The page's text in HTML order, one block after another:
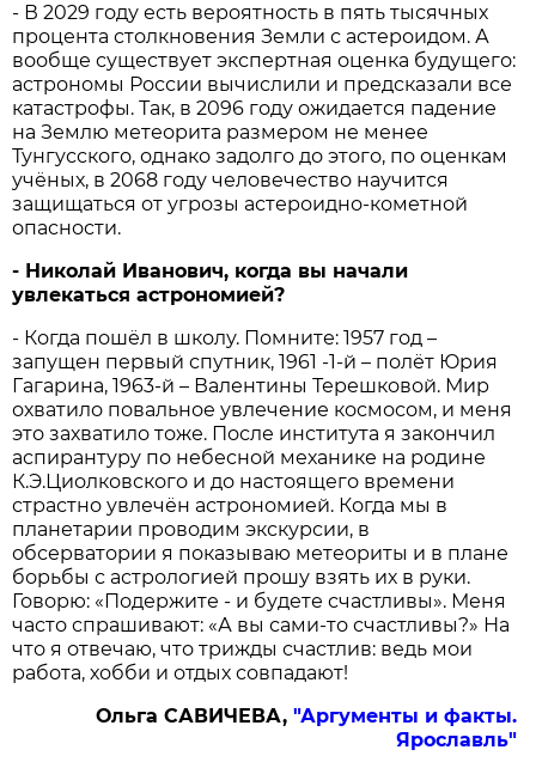
- В 2029 году есть вероятность в пять тысячных
процента столкновения Земли с астероидом. А
вообще существует экспертная оценка будущего:
астрономы России вычислили и предсказали все
катастрофы. Так, в 2096 году ожидается падение
на Землю метеорита размером не менее
Тунгусского, однако задолго до этого, по оценкам
учёных, в 2068 году человечество научится
защищаться от угрозы астероидно-кометной
опасности.
- Николай Иванович, когда вы начали
увлекаться астрономией?
- Когда пошёл в школу. Помните: 1957 год –
запущен первый спутник, 1961 -1-й – полёт Юрия
Гагарина, 1963-й – Валентины Терешковой. Мир
охватило повальное увлечение космосом, и меня
это захватило тоже. После института я закончил
аспирантуру по небесной механике на родине
К.Э.Циолковского и до настоящего времени
страстно увлечён астрономией. Когда мы в
планетарии проводим экскурсии, в
обсерватории я показываю метеориты и в плане
борьбы с астрологией прошу взять их в руки.
Говорю: «Подержите - и будете счастливы». Меня
часто спрашивают: «А вы сами-то счастливы?» На
что я отвечаю, что трижды счастлив: ведь мои
работа, хобби и отдых совпадают!
Ольга САВИЧЕВА, "Аргументы и факты.
Ярославль"